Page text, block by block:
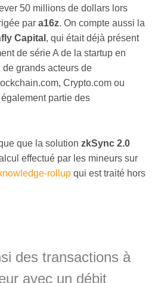
50 millions de dollars lors
par a16z. On compte aussi la
Capital , qui était déjà présent
de série A de la startup en
de grands acteurs de
Crypto.com ou
partie des
que la solution zkSync 2.0
effectué par les mineurs sur
rollup qui est traité hors
des transactions à
avec un débit